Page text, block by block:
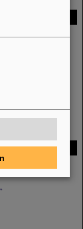
Erfahren Sie